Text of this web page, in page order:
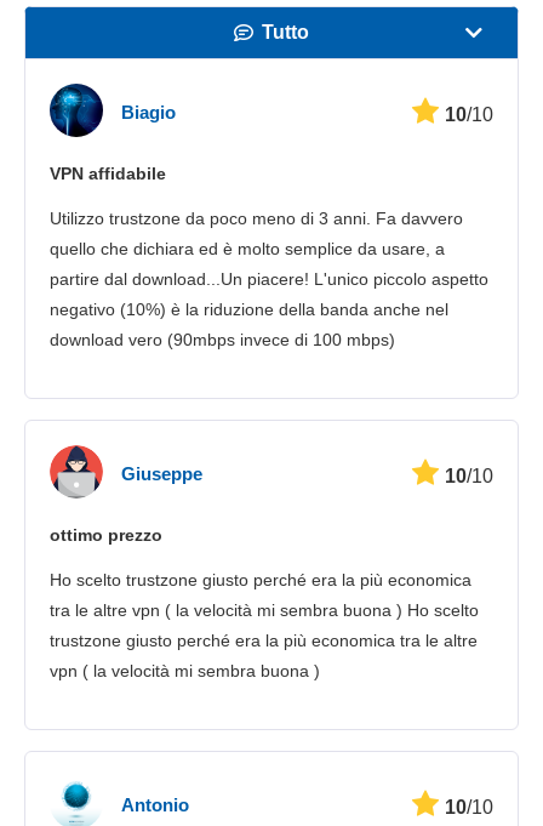
Tutto
Servizio clienti
Biagio 10/10
VPN affidabile
Utilizzo trustzone da poco meno di 3 anni. Fa davvero
quello che dichiara ed è molto semplice da usare, a
partire dal download...Un piacere! L'unico piccolo aspetto
negativo (10%) è la riduzione della banda anche nel
download vero (90mbps invece di 100 mbps)
Giuseppe 10/10
ottimo prezzo
Ho scelto trustzone giusto perché era la più economica
tra le altre vpn ( la velocità mi sembra buona ) Ho scelto
trustzone giusto perché era la più economica tra le altre
vpn ( la velocità mi sembra buona )
Antonio 10/10